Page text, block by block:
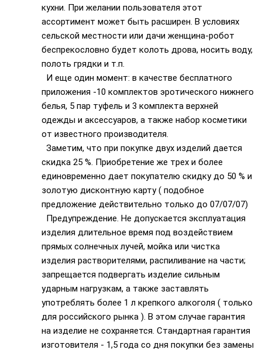
кухни. При желании пользователя этот
ассортимент может быть расширен. В условиях
сельской местности или дачи женщина-робот
беспрекословно будет колоть дрова, носить воду,
полоть грядки и т.п.
И еще один момент: в качестве бесплатного
приложения -10 комплектов эротического нижнего
белья, 5 пар туфель и 3 комплекта верхней
одежды и аксессуаров, а также набор косметики
от известного производителя.
Заметим, что при покупке двух изделий дается
скидка 25 %. Приобретение же трех и более
единовременно дает покупателю скидку до 50 % и
золотую дисконтную карту ( подобное
предложение действительно только до 07/07/07)
Предупреждение. Не допускается эксплуатация
изделия длительное время под воздействием
прямых солнечных лучей, мойка или чистка
изделия растворителями, распиливание на части;
запрещается подвергать изделие сильным
ударным нагрузкам, а также заставлять
употреблять более 1 л крепкого алкоголя ( только
для российского рынка ). В этом случае гарантия
на изделие не сохраняется. Стандартная гарантия
изготовителя - 1,5 года со дня покупки без замены